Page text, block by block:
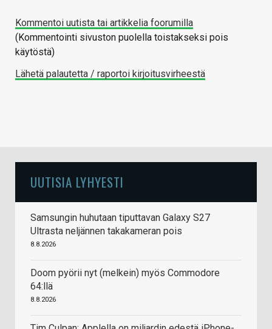
Kommentoi uutista tai artikkelia foorumilla
(Kommentointi sivuston puolella toistakseksi pois
käytöstä)
Lähetä palautetta / raportoi kirjoitusvirheestä
UUTISIA LYHYESTI
Samsungin huhutaan tiputtavan Galaxy S27
Ultrasta neljännen takakameran pois
8.8.2026
Doom pyörii nyt (melkein) myös Commodore
64:llä
8.8.2026